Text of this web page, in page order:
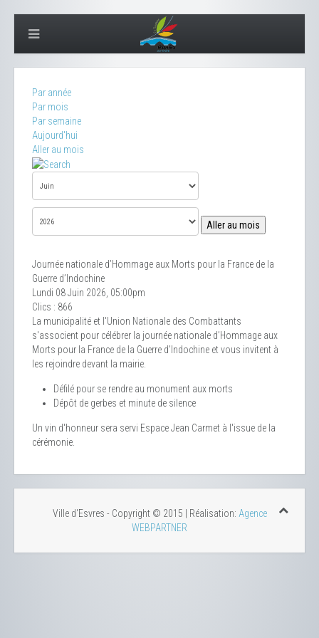
Par année
Par mois
Par semaine
Aujourd'hui
Aller au mois
Aller au mois
Journée nationale d’Hommage aux Morts pour la France de la
Guerre d’Indochine
Lundi 08 Juin 2026, 05:00pm
Clics : 866
La municipalité et l'Union Nationale des Combattants
s'associent pour célébrer la journée nationale d’Hommage aux
Morts pour la France de la Guerre d’Indochine et vous invitent à
les rejoindre devant la mairie.
Défilé pour se rendre au monument aux morts
Dépôt de gerbes et minute de silence
Un vin d'honneur sera servi Espace Jean Carmet à l'issue de la
cérémonie.
Ville d'Esvres - Copyright © 2015 | Réalisation: Agence
WEBPARTNER